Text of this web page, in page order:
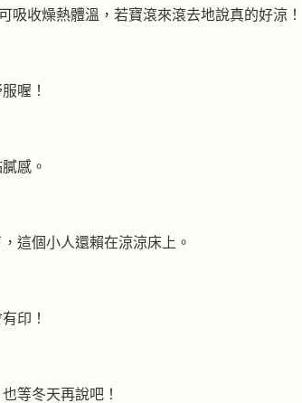
吸收燥熱體溫，若寶滾來滾去地說真的好涼！
喔！
感。
這個小人還賴在涼涼床上。
印！
等冬天再說吧！